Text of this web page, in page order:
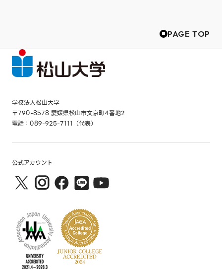
PAGE TOP
学校法人松山大学
〒790-8578 愛媛県松山市文京町4番地2
電話：089-925-7111（代表）
公式アカウント